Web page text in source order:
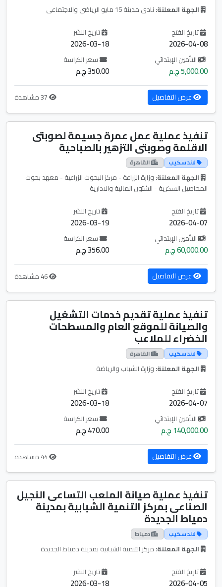
الجهة المعلنة: نادى مدينة 15 مايو الرياضي والاجتماعى
تاريخ الفتح
2026-04-08
تاريخ النشر
2026-03-18
التأمين الإبتدائي
5,000.00 ج.م
سعر الكراسة
350.00 ج.م
عرض التفاصيل
تنفيذ عملية عمل عمرة جسيمة لصوبتى
الاقلمة وصوبتى التزهير بالصباحية
لاند سكيب القاهرة
الجهة المعلنة: وزارة الزراعة - مركز البحوث الزراعية - معهد بحوث
المحاصيل السكرية - الشئون المالية والادارية
تاريخ الفتح
2026-04-07
تاريخ النشر
2026-03-19
التأمين الإبتدائي
60,000.00 ج.م
سعر الكراسة
356.00 ج.م
عرض التفاصيل
تنفيذ عملية تقديم خدمات التشغيل
والصيانة للموقع العام والمسطحات
الخضراء للملاعب
لاند سكيب القاهرة
الجهة المعلنة: وزارة الشباب والرياضة
تاريخ الفتح
2026-04-07
تاريخ النشر
2026-03-18
التأمين الإبتدائي
140,000.00 ج.م
سعر الكراسة
470.00 ج.م
عرض التفاصيل
تنفيذ عملية صيانة الملعب التساعى النجيل
الصناعى بمركز التنمية الشبابية بمدينة
دمياط الجديدة
لاند سكيب دمياط
الجهة المعلنة: مركز التنمية الشبابية بمدينة دمياط الجديدة
تاريخ الفتح
2026-04-05
تاريخ النشر
2026-03-18